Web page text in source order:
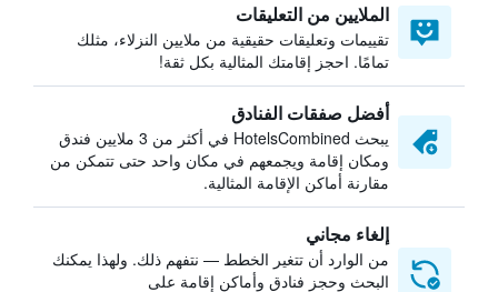
الملايين من التعليقات
تقييمات وتعليقات حقيقية من ملايين النزلاء، مثلك
تمامًا. احجز إقامتك المثالية بكل ثقة!
أفضل صفقات الفنادق
يبحث HotelsCombined في أكثر من 3 ملايين فندق
ومكان إقامة ويجمعهم في مكان واحد حتى تتمكن من
مقارنة أماكن الإقامة المثالية.
إلغاء مجاني
من الوارد أن تتغير الخطط — نتفهم ذلك. ولهذا يمكنك
البحث وحجز فنادق وأماكن إقامة على